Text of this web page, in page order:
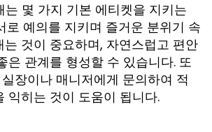
는 몇 가지 기본 에티켓을 지키는
로 예의를 지키며 즐거운 분위기 속
것이 중요하며, 자연스럽고 편안
은 관계를 형성할 수 있습니다. 또
장이나 매니저에게 문의하여 적
익히는 것이 도움이 됩니다.